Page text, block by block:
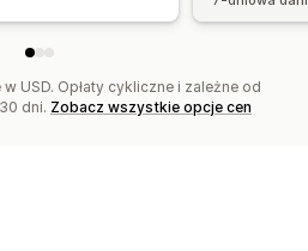
USD. Opłaty cykliczne i zależne od
dni. Zobacz wszystkie opcje cen